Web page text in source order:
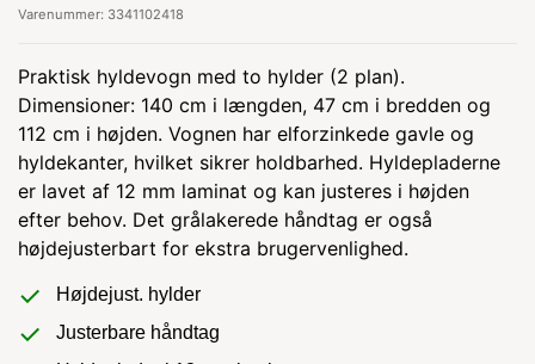
Varenummer: 3341102418
Praktisk hyldevogn med to hylder (2 plan).
Dimensioner: 140 cm i længden, 47 cm i bredden og
112 cm i højden. Vognen har elforzinkede gavle og
hyldekanter, hvilket sikrer holdbarhed. Hyldepladerne
er lavet af 12 mm laminat og kan justeres i højden
efter behov. Det grålakerede håndtag er også
højdejusterbart for ekstra brugervenlighed.
Højdejust. hylder
Justerbare håndtag